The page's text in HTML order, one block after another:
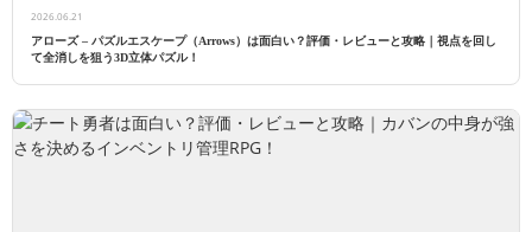
2026.06.21
アローズ – パズルエスケープ（Arrows）は面白い？評価・レビューと攻略｜視点を回し
て全消しを狙う3D立体パズル！